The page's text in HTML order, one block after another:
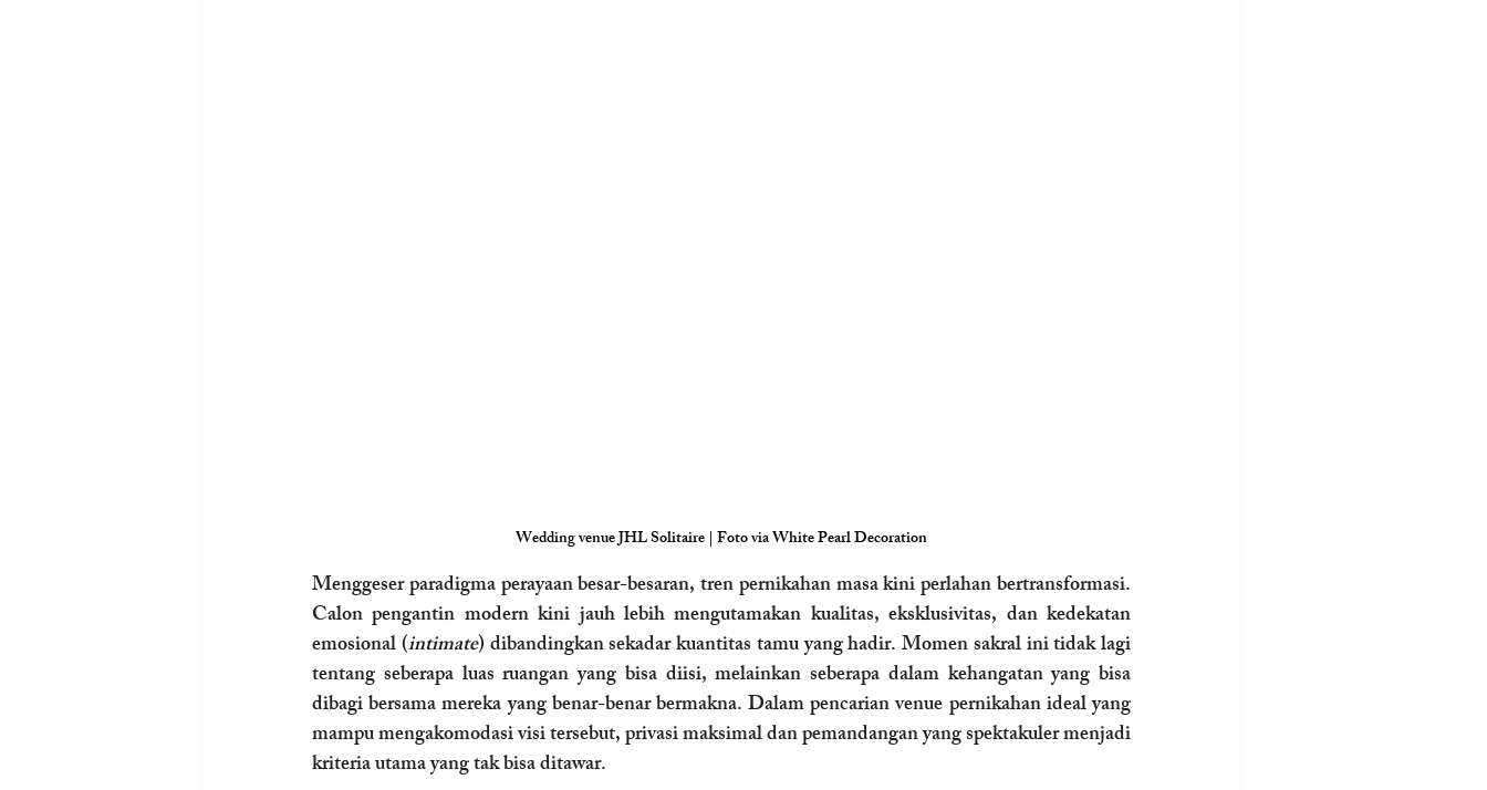
Wedding venue JHL Solitaire | Foto via White Pearl Decoration
Menggeser paradigma perayaan besar-besaran, tren pernikahan masa kini perlahan bertransformasi.
Calon pengantin modern kini jauh lebih mengutamakan kualitas, eksklusivitas, dan kedekatan
emosional (intimate) dibandingkan sekadar kuantitas tamu yang hadir. Momen sakral ini tidak lagi
tentang seberapa luas ruangan yang bisa diisi, melainkan seberapa dalam kehangatan yang bisa
dibagi bersama mereka yang benar-benar bermakna. Dalam pencarian venue pernikahan ideal yang
mampu mengakomodasi visi tersebut, privasi maksimal dan pemandangan yang spektakuler menjadi
kriteria utama yang tak bisa ditawar.